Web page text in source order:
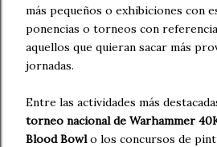
más pequeños o exhibiciones con
ponencias o torneos con
aquellos que quieran sacar más
jornadas.
Entre las actividades más
torneo nacional de Warhammer
Blood Bowl o los concursos de